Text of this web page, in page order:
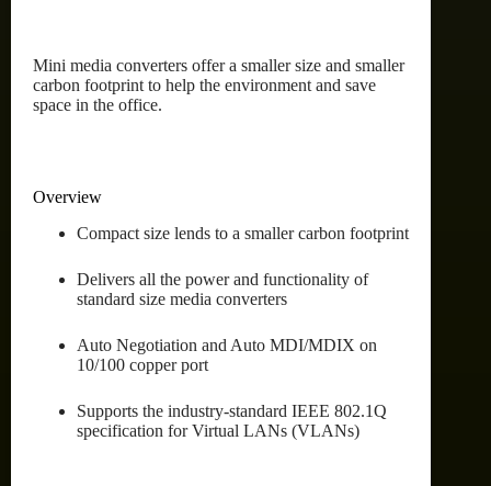
Mini media converters offer a smaller size and smaller
carbon footprint to help the environment and save
space in the office.
Overview
Compact size lends to a smaller carbon footprint
Delivers all the power and functionality of
standard size media converters
Auto Negotiation and Auto MDI/MDIX on
10/100 copper port
Supports the industry-standard IEEE 802.1Q
specification for Virtual LANs (VLANs)